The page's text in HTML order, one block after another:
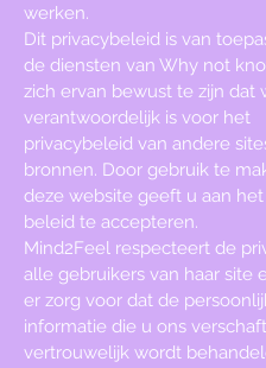
werken.
Dit privacybeleid is van
de diensten van Why not
zich ervan bewust te zijn dat
verantwoordelijk is voor het
privacybeleid van andere
bronnen. Door gebruik te
deze website geeft u aan
beleid te accepteren.
Mind2Feel respecteert de
alle gebruikers van haar site
er zorg voor dat de
informatie die u ons verschaft
vertrouwelijk wordt